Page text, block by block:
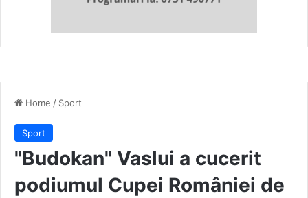
Home / Sport
Sport
"Budokan" Vaslui a cucerit
podiumul Cupei României de